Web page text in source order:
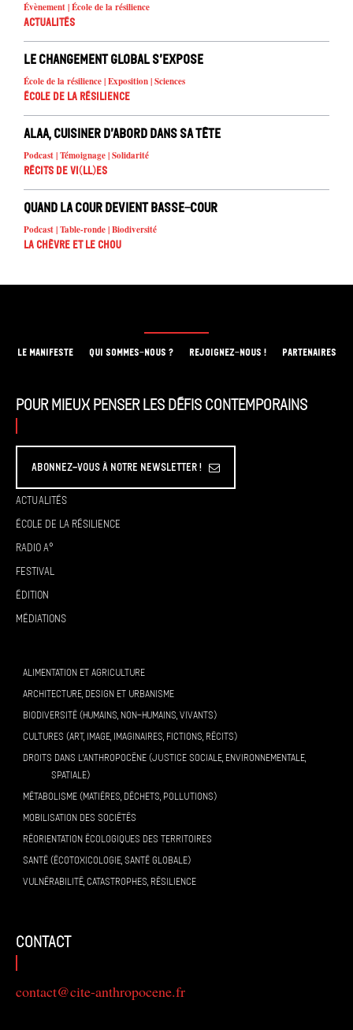
Évènement | École de la résilience
Actualités
Le changement global s’expose
École de la résilience | Exposition | Sciences
École de la résilience
Alaa, cuisiner d’abord dans sa tête
Podcast | Témoignage | Solidarité
Récits de Vi(ll)es
Quand la cour devient basse-cour
Podcast | Table-ronde | Biodiversité
La chèvre et le chou
LE MANIFESTE QUI SOMMES-NOUS ? REJOIGNEZ-NOUS ! PARTENAIRES
Pour mieux penser les défis contemporains
Abonnez-vous à Notre Newsletter !
Actualités
École de la résilience
Radio A°
Festival
Édition
Médiations
ALIMENTATION ET AGRICULTURE
ARCHITECTURE, DESIGN ET URBANISME
BIODIVERSITÉ (HUMAINS, NON-HUMAINS, VIVANTS)
CULTURES (ART, IMAGE, IMAGINAIRES, FICTIONS, RÉCITS)
DROITS DANS L’ANTHROPOCÈNE (JUSTICE SOCIALE, ENVIRONNEMENTALE,
SPATIALE)
MÉTABOLISME (MATIÈRES, DÉCHETS, POLLUTIONS)
MOBILISATION DES SOCIÉTÉS
RÉORIENTATION ÉCOLOGIQUES DES TERRITOIRES
SANTÉ (ÉCOTOXICOLOGIE, SANTÉ GLOBALE)
VULNÉRABILITÉ, CATASTROPHES, RÉSILIENCE
contact
contact@cite-anthropocene.fr